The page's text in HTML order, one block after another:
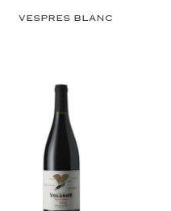
VESPRES BLANC